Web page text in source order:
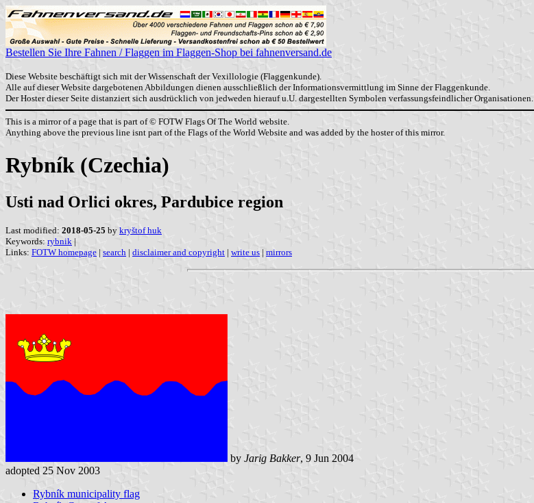
Bestellen Sie Ihre Fahnen / Flaggen im Flaggen-Shop bei fahnenversand.de
Diese Website beschäftigt sich mit der Wissenschaft der Vexillologie (Flaggenkunde).
Alle auf dieser Website dargebotenen Abbildungen dienen ausschließlich der Informationsvermittlung im Sinne der Flaggenkunde.
Der Hoster dieser Seite distanziert sich ausdrücklich von jedweden hierauf u.U. dargestellten Symbolen verfassungsfeindlicher Organisationen.
This is a mirror of a page that is part of © FOTW Flags Of The World website.
Anything above the previous line isnt part of the Flags of the World Website and was added by the hoster of this mirror.
Rybník (Czechia)
Usti nad Orlici okres, Pardubice region
Last modified: 2018-05-25 by kryštof huk
Keywords: rybnik |
Links: FOTW homepage | search | disclaimer and copyright | write us | mirrors
by Jarig Bakker, 9 Jun 2004
adopted 25 Nov 2003
Rybník municipality flag